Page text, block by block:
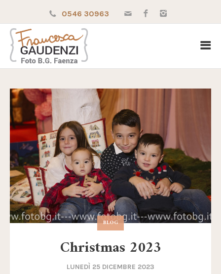
0546 30963
BLOG
Christmas 2023
LUNEDÌ 25 DICEMBRE 2023